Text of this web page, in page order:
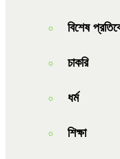
বিশেষ
চাকরি
ধর্ম
শিক্ষা